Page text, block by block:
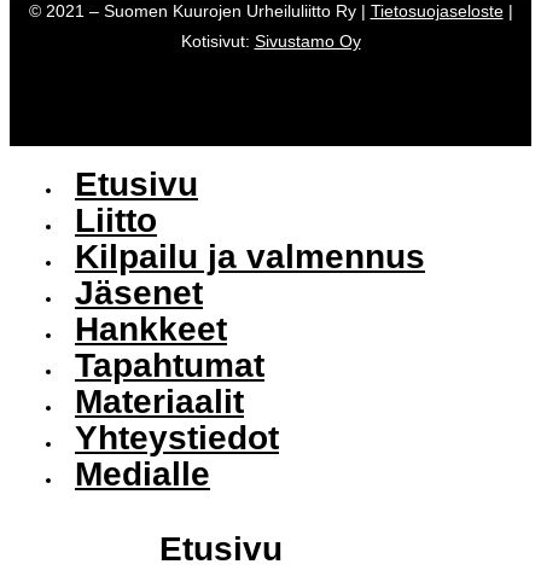
© 2021 – Suomen Kuurojen Urheiluliitto Ry | Tietosuojaseloste|
Kotisivut: Sivustamo Oy
Etusivu
Liitto
Kilpailu ja valmennus
Jäsenet
Hankkeet
Tapahtumat
Materiaalit
Yhteystiedot
Medialle
Etusivu